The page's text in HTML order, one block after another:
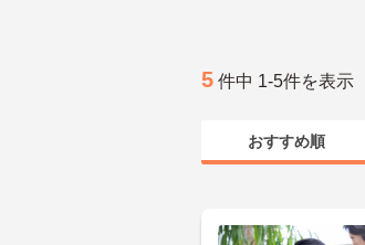
5 件中 1-5件を表示
おすすめ順